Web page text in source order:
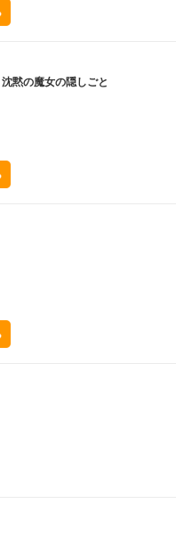
黙の魔女の隠しごと